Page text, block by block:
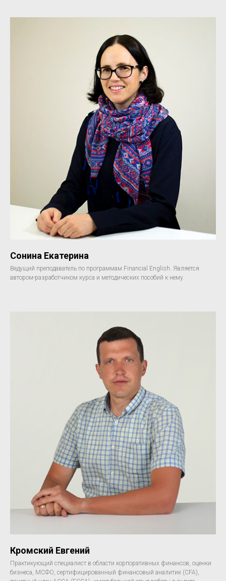
Сонина Екатерина
Ведущий преподаватель по программам Financial English. Является
автором-разработчиком курса и методических пособий к нему.
Кромский Евгений
Практикующий специалист в области корпоративных финансов, оценки
бизнеса, МСФО, сертифицированный финансовый аналитик (CFA),